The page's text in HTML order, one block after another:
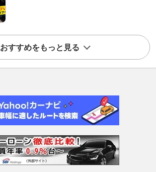
おすすめをもっと見る